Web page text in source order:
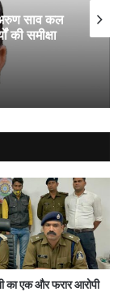
शासन ने मंजूर
अरुण साव के
जारी….
का एक और फरार आरोपी